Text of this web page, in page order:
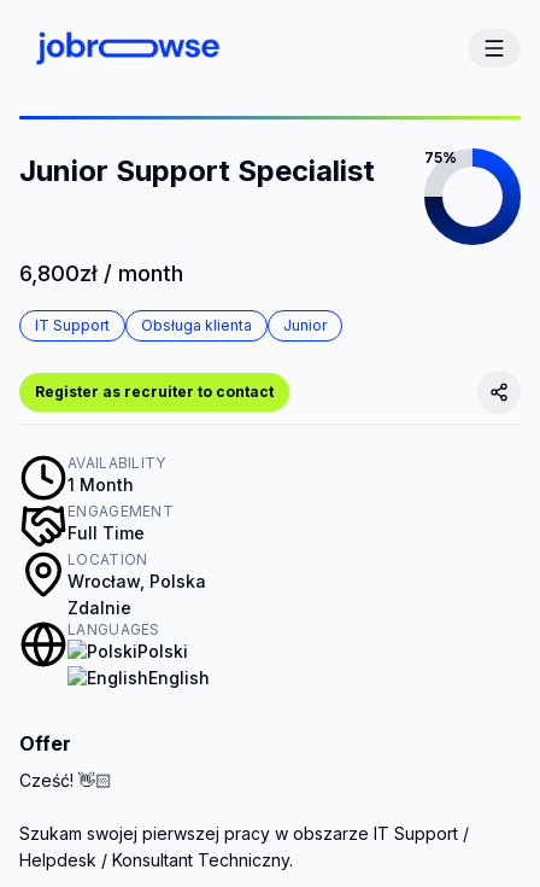
Junior Support Specialist 75%
6,800zł / month
IT Support Obsługa klienta Junior
Register as recruiter to contact
AVAILABILITY
1 Month
ENGAGEMENT
Full Time
LOCATION
Wrocław, Polska
Zdalnie
LANGUAGES
Polski
English
Offer
Cześć! 👋🏻
Szukam swojej pierwszej pracy w obszarze IT Support /
Helpdesk / Konsultant Techniczny.